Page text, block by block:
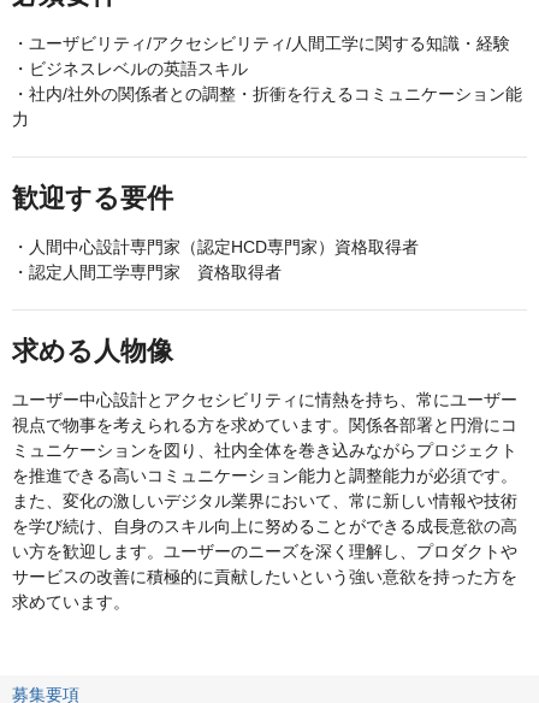
・ユーザビリティ/アクセシビリティ/人間工学に関する知識・経験
・ビジネスレベルの英語スキル
・社内/社外の関係者との調整・折衝を行えるコミュニケーション能
力
歓迎する要件
・人間中心設計専門家（認定HCD専門家）資格取得者
・認定人間工学専門家 資格取得者
求める人物像
ユーザー中心設計とアクセシビリティに情熱を持ち、常にユーザー
視点で物事を考えられる方を求めています。関係各部署と円滑にコ
ミュニケーションを図り、社内全体を巻き込みながらプロジェクト
を推進できる高いコミュニケーション能力と調整能力が必須です。
また、変化の激しいデジタル業界において、常に新しい情報や技術
を学び続け、自身のスキル向上に努めることができる成長意欲の高
い方を歓迎します。ユーザーのニーズを深く理解し、プロダクトや
サービスの改善に積極的に貢献したいという強い意欲を持った方を
求めています。
募集要項